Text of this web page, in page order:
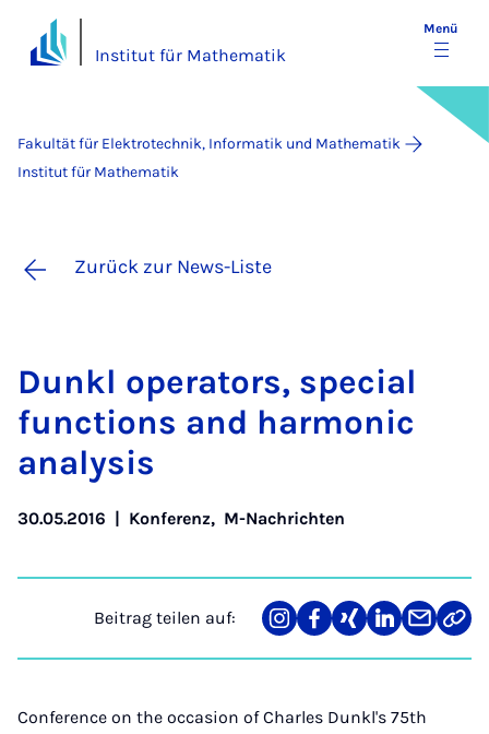
Institut für Mathematik
Menü
Fakultät für Elektrotechnik, Informatik und Mathematik
Institut für Mathematik
Zurück zur News-Liste
Dunkl ope­ra­tors, spe­ci­al
func­ti­ons and har­mo­nic
ana­ly­sis
30.05.2016 | Konferenz, M-Nachrichten
Beitrag teilen auf:
Teilen
auf
Teilen
auf
Teilen
auf
Teilen
auf
Teilen
über
Mail
Link
Conference on the occasion of Charles Dunkl's 75th